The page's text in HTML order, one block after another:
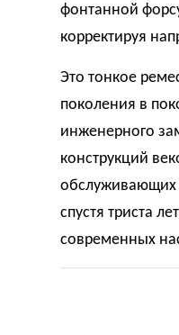
фонтанной
корректируя
Это тонкое
поколения в
инженерного
конструкций
обслуживающих
спустя триста
современных